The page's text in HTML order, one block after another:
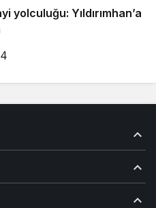
yolculuğu: Yıldırımhan’a